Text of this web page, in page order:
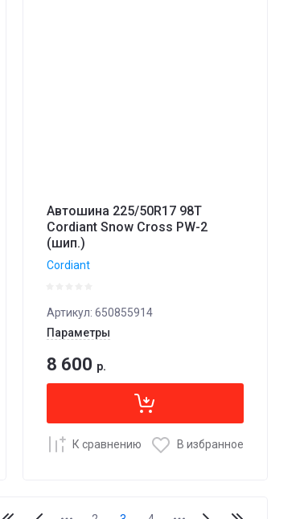
Автошина 225/50R17 98T
Cordiant Snow Cross PW-2
(шип.)
Cordiant
Артикул: 650855914
Параметры
8 600 р.
К сравнению В избранное